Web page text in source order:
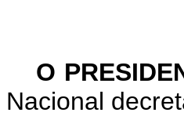
O
Nacional